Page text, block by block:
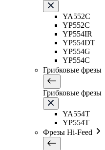
YA552C
YP552C
YP554IR
YP554DT
YP554G
YP554C
Грибковые фрезы
Грибковые фрезы
YA554T
YP554T
Фрезы Hi-Feed